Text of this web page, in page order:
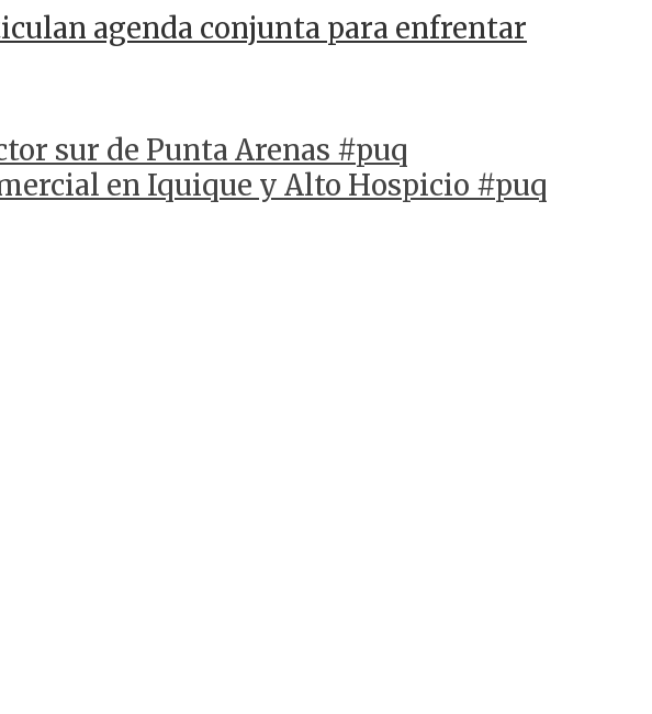
agenda conjunta para enfrentar
sur de Punta Arenas #puq
en Iquique y Alto Hospicio #puq